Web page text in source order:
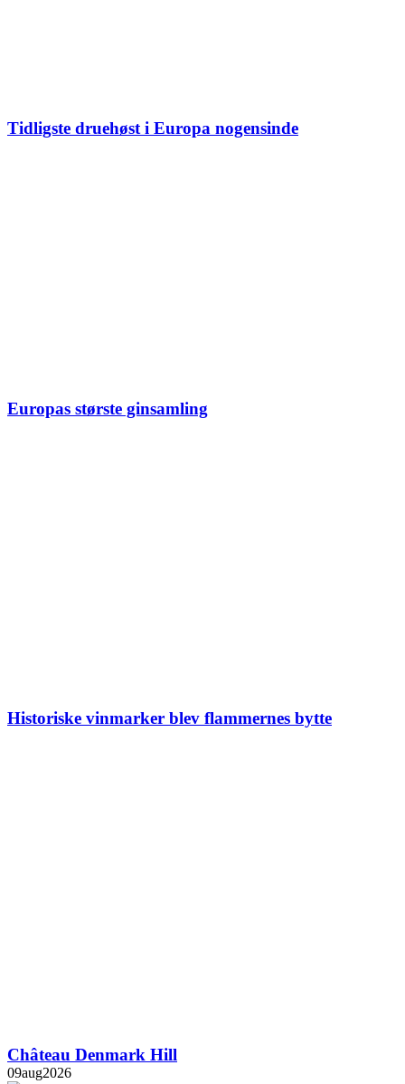
Tidligste druehøst i Europa nogensinde
Europas største ginsamling
Historiske vinmarker blev flammernes bytte
Château Denmark Hill
09aug2026